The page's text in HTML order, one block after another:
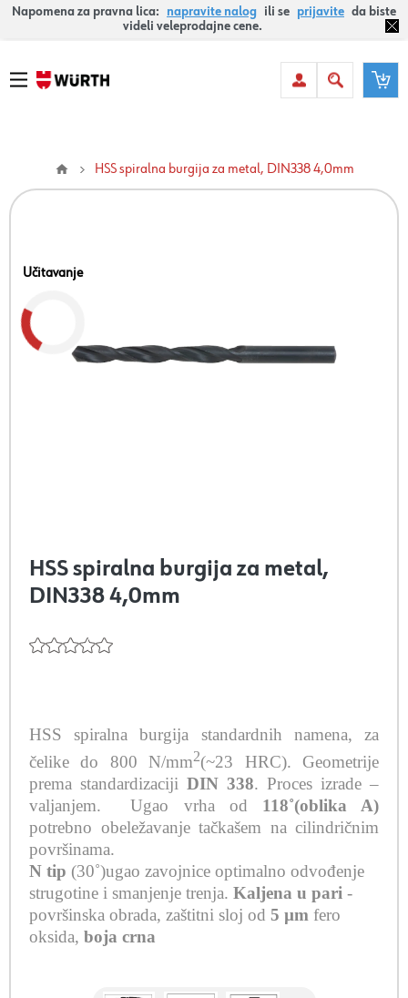
Napomena za pravna lica: napravite nalog ili se prijavite da biste
videli veleprodajne cene.
HSS spiralna burgija za metal, DIN338 4,0mm
Učitavanje
HSS spiralna burgija za metal,
DIN338 4,0mm
HSS spiralna burgija standardnih namena, za
čelike do 800 N/mm2(~23 HRC). Geometrije
prema standardizaciji DIN 338. Proces izrade –
valjanjem.
Ugao vrha od 118˚(oblika A)
potrebno obeležavanje tačkašem na cilindričnim
površinama.
N tip (30˚)ugao zavojnice optimalno odvođenje
strugotine i smanjenje trenja. Kaljena u pari -
površinska obrada, zaštitni sloj od 5 µm fero
oksida, boja crna